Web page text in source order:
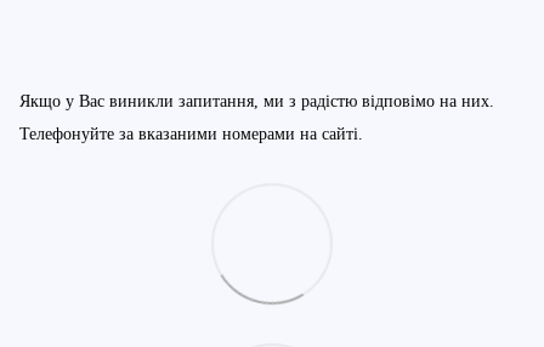
Якщо у Вас виникли запитання, ми з радістю відповімо на них.
Телефонуйте за вказаними номерами на сайті.